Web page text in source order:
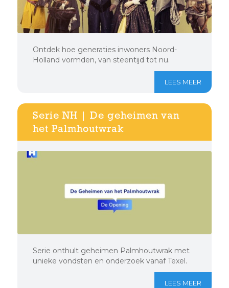
Ontdek hoe generaties inwoners Noord-
Holland vormden, van steentijd tot nu.
LEES MEER
Serie NH | De geheimen van
het Palmhoutwrak
Serie onthult geheimen Palmhoutwrak met
unieke vondsten en onderzoek vanaf Texel.
LEES MEER